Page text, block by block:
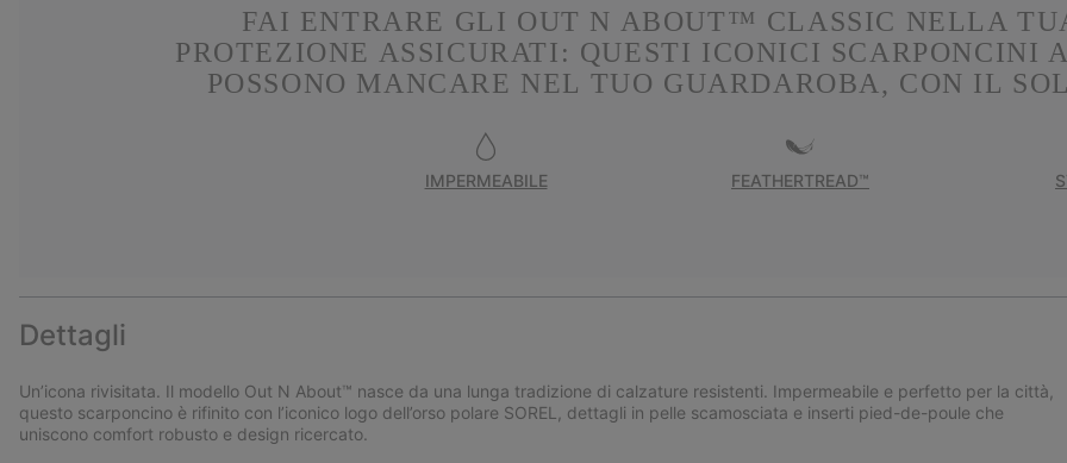
FAI ENTRARE GLI OUT N ABOUT™ CLASSIC NELLA
PROTEZIONE ASSICURATI: QUESTI ICONICI SCARPONCINI
POSSONO MANCARE NEL TUO GUARDAROBA, CON IL
IMPERMEABILE FEATHERTREAD™
Dettagli
Un’icona rivisitata. Il modello Out N About™ nasce da una lunga tradizione di calzature resistenti. Impermeabile e perfetto per la città,
questo scarponcino è rifinito con l’iconico logo dell’orso polare SOREL, dettagli in pelle scamosciata e inserti pied-de-poule che
uniscono comfort robusto e design ricercato.